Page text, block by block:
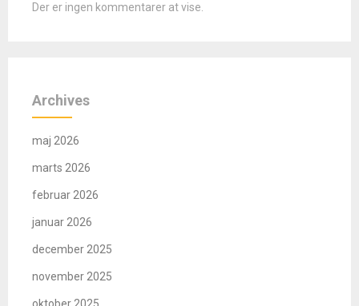
Der er ingen kommentarer at vise.
Archives
maj 2026
marts 2026
februar 2026
januar 2026
december 2025
november 2025